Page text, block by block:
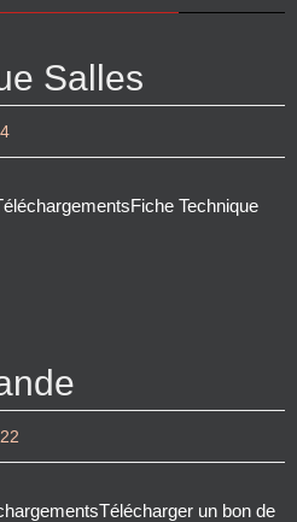
Salles
Technique
un bon de